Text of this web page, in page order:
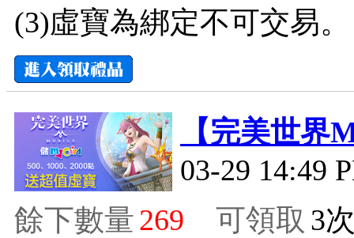
(3)虛寶為綁定不可交易。
【完美世界
03-29 14:49
餘下數量269 可領取 3